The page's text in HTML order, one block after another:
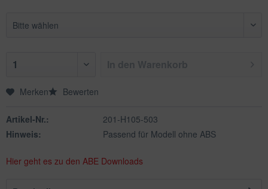
Merken Bewerten
Artikel-Nr.:
201-H105-503
Hinweis:
Passend für Modell ohne ABS
Hier geht es zu den ABE Downloads